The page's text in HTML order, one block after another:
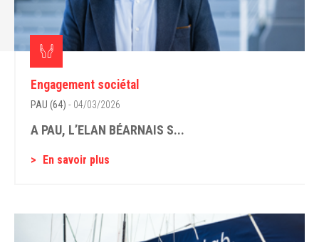
Engagement sociétal
PAU (64) - 04/03/2026
A PAU, L’ELAN BÉARNAIS S...
En savoir plus